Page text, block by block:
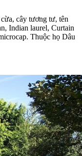
cây tương tư, tên
Indian laurel, Curtain
Thuộc họ Dâu